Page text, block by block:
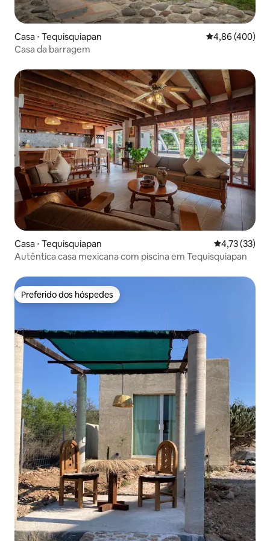
Casa ⋅ Tequisquiapan 4,86 de uma
4,86 (400)
Casa da barragem
Casa ⋅ Tequisquiapan 4,73 de uma
4,73 (33)
Autêntica casa mexicana com piscina em Tequisquiapan
Preferido dos hóspedes
Preferido dos hóspedes